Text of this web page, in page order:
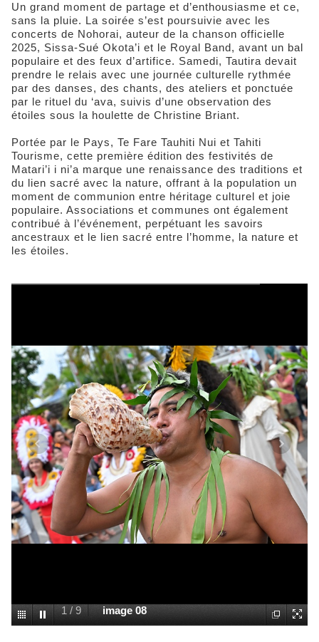
Un grand moment de partage et d’enthousiasme et ce,
sans la pluie. La soirée s’est poursuivie avec les
concerts de Nohorai, auteur de la chanson officielle
2025, Sissa-Sué Okota’i et le Royal Band, avant un bal
populaire et des feux d’artifice. Samedi, Tautira devait
prendre le relais avec une journée culturelle rythmée
par des danses, des chants, des ateliers et ponctuée
par le rituel du ‘ava, suivis d’une observation des
étoiles sous la houlette de Christine Briant.
Portée par le Pays, Te Fare Tauhiti Nui et Tahiti
Tourisme, cette première édition des festivités de
Matari’i i ni’a marque une renaissance des traditions et
du lien sacré avec la nature, offrant à la population un
moment de communion entre héritage culturel et joie
populaire. Associations et communes ont également
contribué à l’événement, perpétuant les savoirs
ancestraux et le lien sacré entre l’homme, la nature et
les étoiles.
1 /9 image 08